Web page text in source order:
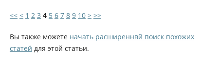
<< < 1 2 3 4 5 6 7 8 9 10 > >>
Вы также можете начать расширеннвй поиск похожих
статей для этой статьи.